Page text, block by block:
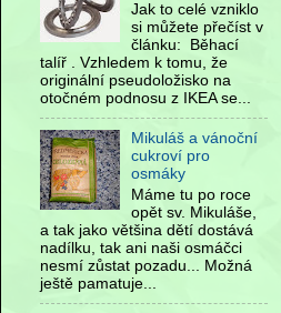
Jak to celé vzniklo
si můžete přečíst v
článku: Běhací
talíř . Vzhledem k tomu, že
originální pseudoložisko na
otočném podnosu z IKEA se...
Mikuláš a vánoční
cukroví pro
osmáky
Máme tu po roce
opět sv. Mikuláše,
a tak jako většina dětí dostává
nadílku, tak ani naši osmáčci
nesmí zůstat pozadu... Možná
ještě pamatuje...